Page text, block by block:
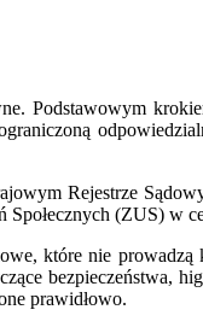
Podstawowym
Rejestrze
(ZUS) w
które nie
bezpieczeństwa,
prawidłowo.